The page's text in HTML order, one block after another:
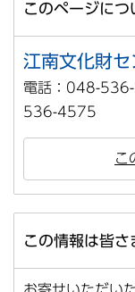
このページにつ
江南文化財セ
電話：048-
536-4575
こ
この情報は皆さ